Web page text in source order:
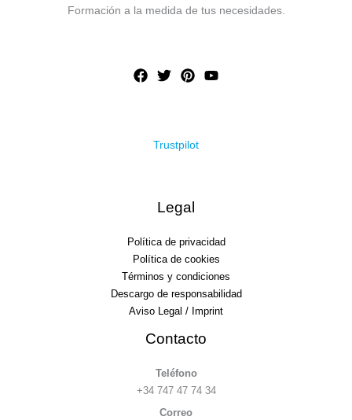
Formación a la medida de tus necesidades.
Trustpilot
Legal
Política de privacidad
Política de cookies
Términos y condiciones
Descargo de responsabilidad
Aviso Legal / Imprint
Contacto
Teléfono
+34 747 47 74 34
Correo